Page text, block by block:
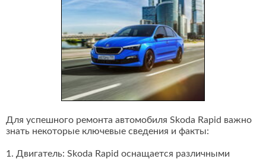
Для успешного ремонта автомобиля Skoda Rapid важно
знать некоторые ключевые сведения и факты:
1. Двигатель: Skoda Rapid оснащается различными